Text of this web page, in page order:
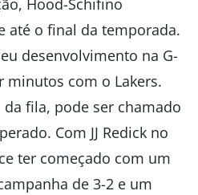
Hood-Schifino
até o final da temporada.
desenvolvimento na G-
minutos com o Lakers.
fila, pode ser chamado
Com JJ Redick no
ter começado com um
de 3-2 e um